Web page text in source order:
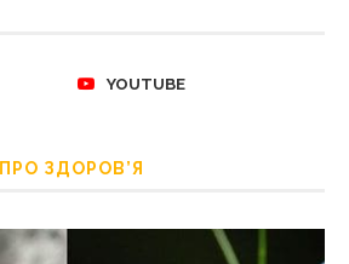
YOUTUBE
ЗДОРОВ’Я